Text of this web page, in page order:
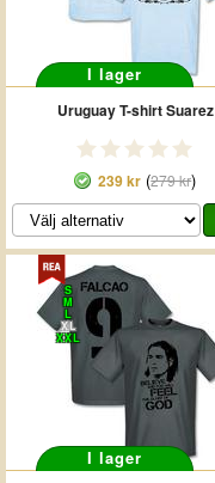
I lager
Uruguay T-shirt Suarez
239 kr (279 kr)
S
M
L
XL
XXL
I lager